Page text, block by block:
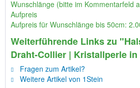
Wunschlänge (bitte im Kommentarfeld
Aufpreis
Aufpreis für Wunschlänge bis 50cm:
Weiterführende Links zu
Draht-Collier | Kristallperle
Fragen zum Artikel?
Weitere Artikel von 1Stein